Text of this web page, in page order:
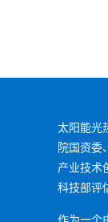
太阳能光
院国资委
产业技术
科技部评